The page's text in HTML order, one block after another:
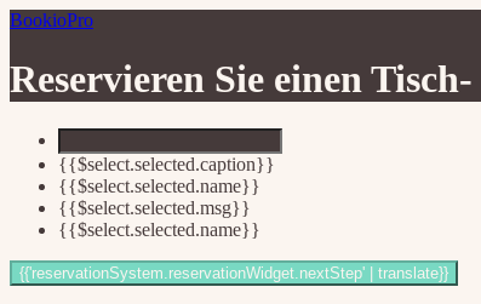
BookioPro
Reservieren Sie einen Tisch-
{{$select.selected.caption}}
{{$select.selected.name}}
{{$select.selected.msg}}
{{$select.selected.name}}